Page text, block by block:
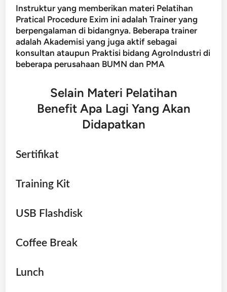
Instruktur yang memberikan materi Pelatihan
Pratical Procedure Exim ini adalah Trainer yang
berpengalaman di bidangnya. Beberapa trainer
adalah Akademisi yang juga aktif sebagai
konsultan ataupun Praktisi bidang AgroIndustri di
beberapa perusahaan BUMN dan PMA
Selain Materi Pelatihan
Benefit Apa Lagi Yang Akan
Didapatkan
Sertifikat
Training Kit
USB Flashdisk
Coffee Break
Lunch